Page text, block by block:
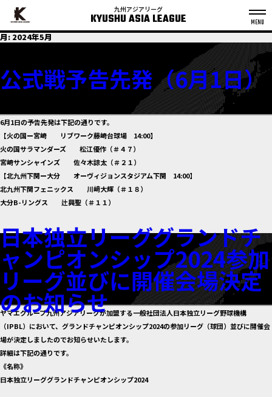
S
k
n
e
九州アジアリーグ
KYUSHU ASIA LEAGUE
月:2024年5月
公式戦予告先発（6月1日）
6月1日の予告先発は下記の通りです。
【火の国ー宮崎 リブワーク藤崎台球場 14:00】
火の国サラマンダーズ 松江優作（＃４７）
宮崎サンシャインズ 佐々木諒太（＃２１）
【北九州下関ー大分 オーヴィジョンスタジアム下関 14:00】
北九州下関フェニックス 川﨑大輝（＃１８）
大分B-リングス 辻興聖（＃１１）
日本独立リーググランドチ
ャンピオンシップ2024参加
リーグ並びに開催会場決定
のお知らせ
ヤマエグループ九州アジアリーグが加盟する一般社団法人日本独立リーグ野球機構
（IPBL）において、グランドチャンピオンシップ2024の参加リーグ（球団）並びに開催会
場が決定しましたのでお知らせいたします。
詳細は下記の通りです。
《名称》
日本独立リーググランドチャンピオンシップ2024